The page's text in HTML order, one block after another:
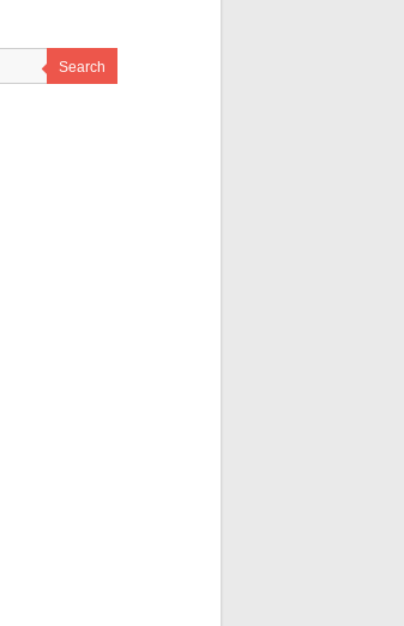
Search